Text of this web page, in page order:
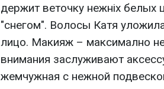
держит веточку нежніх
"снегом". Волосы Катя
лицо. Макияж – максимално
внимания заслуживают
жемчужная с нежной